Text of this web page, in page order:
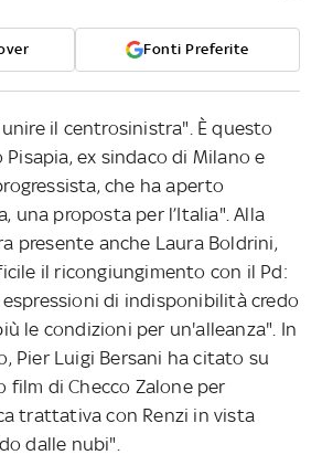
Fonti Preferite
il centrosinistra". È questo
ex sindaco di Milano e
che ha aperto
una proposta per l’Italia". Alla
presente anche Laura Boldrini,
il ricongiungimento con il Pd:
di indisponibilità credo
le condizioni per un'alleanza". In
Pier Luigi Bersani ha citato su
film di Checco Zalone per
trattativa con Renzi in vista
dalle nubi".